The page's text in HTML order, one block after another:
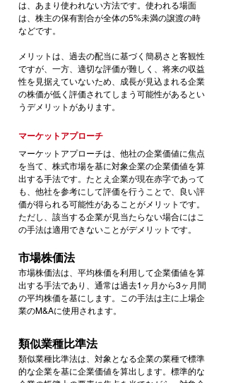
は、あまり使われない方法です。使われる場面
は、株主の保有割合が全体の5%未満の譲渡の時
などです。
メリットは、過去の配当に基づく簡易さと客観性
ですが、一方、適切な評価が難しく、将来の収益
性を見据えていないため、成長が見込まれる企業
の株価が低く評価されてしまう可能性があるとい
うデメリットがあります。
マーケットアプローチ
マーケットアプローチは、他社の企業価値に焦点
を当て、株式市場を基に対象企業の企業価値を算
出する手法です。たとえ企業が現在赤字であって
も、他社を参考にして評価を行うことで、良い評
価が得られる可能性があることがメリットです。
ただし、該当する企業が見当たらない場合にはこ
の手法は適用できないことがデメリットです。
市場株価法
市場株価法は、平均株価を利用して企業価値を算
出する手法であり、通常は過去1ヶ月から3ヶ月間
の平均株価を基にします。この手法は主に上場企
業のM&Aに使用されます。
類似業種比準法
類似業種比準法は、対象となる企業の業種で標準
的な企業を基に企業価値を算出します。標準的な